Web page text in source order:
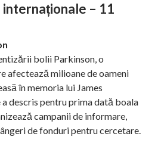
– 11
bolii Parkinson, o
afectează milioane de oameni
în memoria lui James
descris pentru prima dată boala
campanii de informare,
de fonduri pentru cercetare.